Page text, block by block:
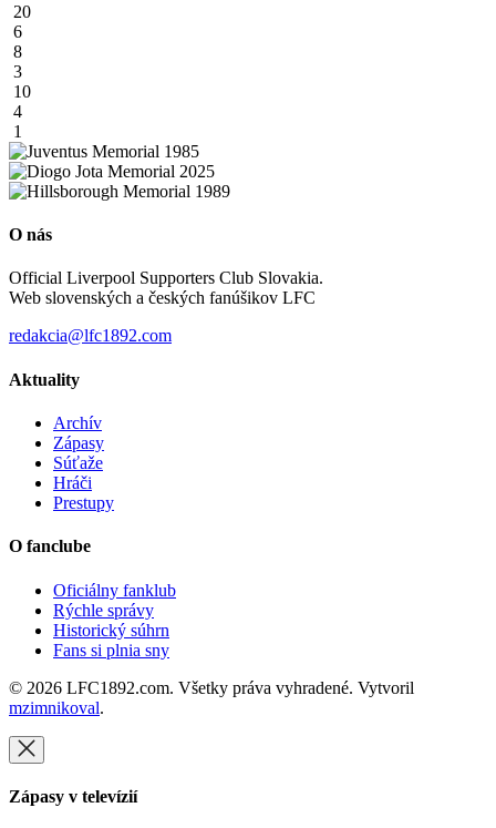
20
6
8
3
10
4
1
O nás
Official Liverpool Supporters Club Slovakia.
Web slovenských a českých fanúšikov LFC
redakcia@lfc1892.com
Aktuality
Archív
Zápasy
Súťaže
Hráči
Prestupy
O fanclube
Oficiálny fanklub
Rýchle správy
Historický súhrn
Fans si plnia sny
© 2026 LFC1892.com. Všetky práva vyhradené. Vytvoril
mzimnikoval.
Zápasy v televízií